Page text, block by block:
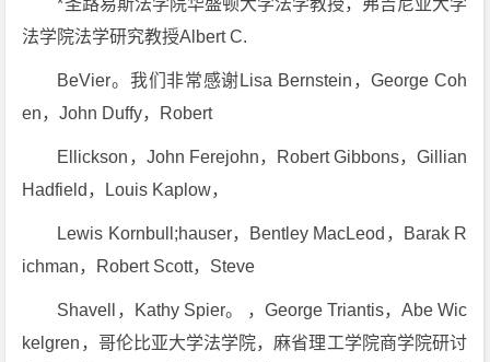
*圣路易斯法学院华盛顿大学法学教授，弗吉尼亚大学
法学院法学研究教授Albert C.
BeVier。我们非常感谢Lisa Bernstein，George Coh
en，John Duffy，Robert
Ellickson，John Ferejohn，Robert Gibbons，Gillian
Hadfield，Louis Kaplow，
Lewis Kornbull;hauser，Bentley MacLeod，Barak R
ichman，Robert Scott，Steve
Shavell，Kathy Spier。 ，George Triantis，Abe Wic
kelgren，哥伦比亚大学法学院，麻省理工学院商学院研讨